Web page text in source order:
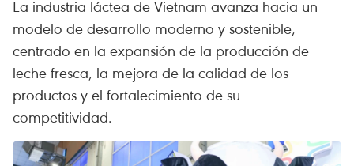
La industria láctea de Vietnam avanza hacia un
modelo de desarrollo moderno y sostenible,
centrado en la expansión de la producción de
leche fresca, la mejora de la calidad de los
productos y el fortalecimiento de su
competitividad.